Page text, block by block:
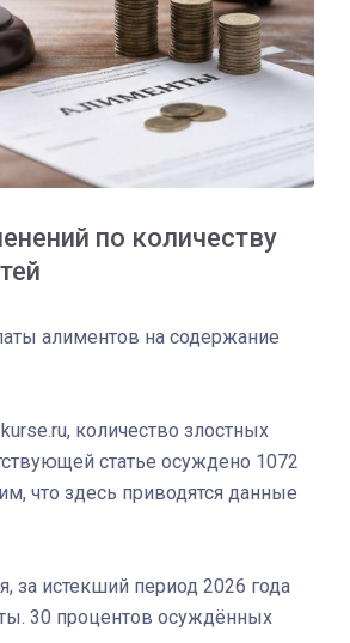
по количеству
алиментов на содержание
количество злостных
статье осуждено 1072
что здесь приводятся данные
истекший период 2026 года
30 процентов осуждённых